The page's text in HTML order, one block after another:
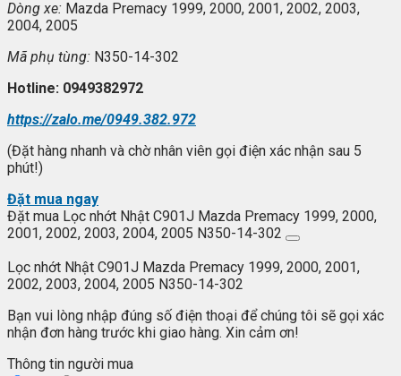
Dòng xe: Mazda Premacy 1999, 2000, 2001, 2002, 2003,
2004, 2005
Mã phụ tùng: N350-14-302
Hotline: 0949382972
https://zalo.me/0949.382.972
(Đặt hàng nhanh và chờ nhân viên gọi điện xác nhận sau 5
phút!)
Đặt mua ngay
Đặt mua Lọc nhớt Nhật C901J Mazda Premacy 1999, 2000,
2001, 2002, 2003, 2004, 2005 N350-14-302
Lọc nhớt Nhật C901J Mazda Premacy 1999, 2000, 2001,
2002, 2003, 2004, 2005 N350-14-302
Bạn vui lòng nhập đúng số điện thoại để chúng tôi sẽ gọi xác
nhận đơn hàng trước khi giao hàng. Xin cảm ơn!
Thông tin người mua